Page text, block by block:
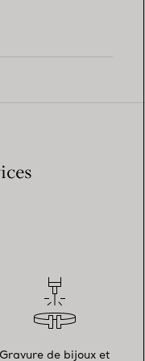
Gravure de bijoux et